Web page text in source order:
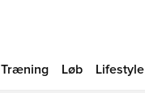
Træning Løb Lifestyle